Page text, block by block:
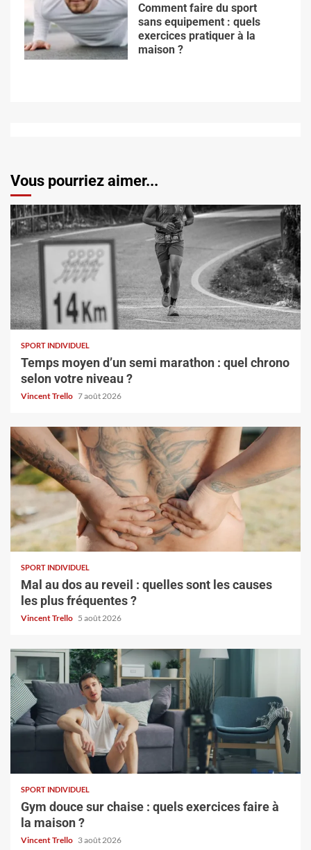
Comment faire du sport
sans equipement : quels
exercices pratiquer à la
maison ?
Vous pourriez aimer...
SPORT INDIVIDUEL
Temps moyen d’un semi marathon : quel chrono
selon votre niveau ?
Vincent Trello 7 août 2026
SPORT INDIVIDUEL
Mal au dos au reveil : quelles sont les causes
les plus fréquentes ?
Vincent Trello 5 août 2026
SPORT INDIVIDUEL
Gym douce sur chaise : quels exercices faire à
la maison ?
Vincent Trello 3 août 2026